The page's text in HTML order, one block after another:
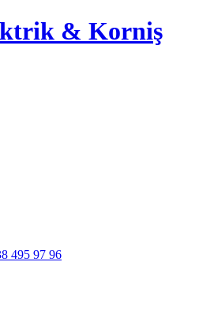
& Korniş
495 97 96